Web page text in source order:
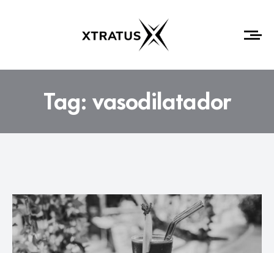
Tag:vasodilatador